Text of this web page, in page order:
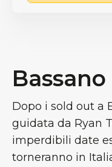
Dopo i sold out a
guidata da Ryan
imperdibili date
torneranno in